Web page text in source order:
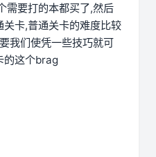
需要打的本都买了,然后
卡,普通关卡的难度比较
我们使凭一些技巧就可
的这个brag